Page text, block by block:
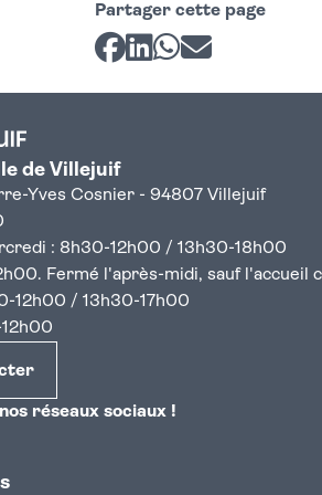
Partager cette page
Partager sur Facebook
Partager sur
Partager sur
Partager par
de Villejuif
Yves Cosnier - 94807 Villejuif
: 8h30-12h00 / 13h30-18h00
Fermé l'après-midi, sauf l'accueil
12h00 / 13h30-17h00
réseaux sociaux !